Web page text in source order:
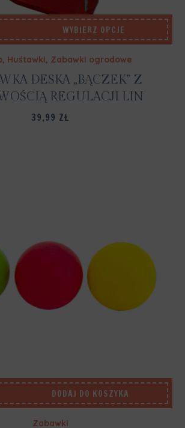
WYBIERZ OPCJE
, Huśtawki, Zabawki ogrodowe
DESKA „BĄCZEK” Z
REGULACJI LIN
39,99 ZŁ
DODAJ DO KOSZYKA
Zabawki